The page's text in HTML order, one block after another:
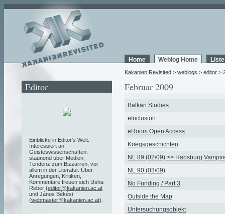
Home Weblog Home
Kakanien Revisited > weblogs > editor >
Februar 2009
Balkan Studies
eInclusion
eRoom Open Access
Kriegsgeschichten
NL 89 (02/09) >> Habsburg
NL 90 (03/09)
No Funding / Part 3
Outside the Map
Untersuchungsobjekt
Editor
Einblicke in Editor's Welt.
Interessiert an
Geisteswissenschaften,
staunend über Medien,
Tendenz zum Bizzarren, vor
allem in der Literatur. Über
Anregungen, Kritiken,
Kommentare freuen sich Usha
Reber (editor@kakanien.ac.at
und János Békési
(webmaster@kakanien.ac.at).